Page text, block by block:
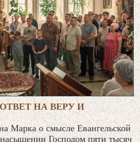
НА ВЕРУ И
Марка о смысле Евангельской
Господом пяти тысяч